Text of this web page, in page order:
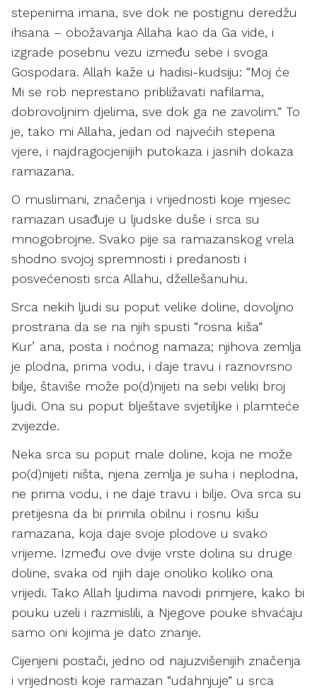
stepenima imana, sve dok ne postignu deredžu
ihsana – obožavanja Allaha kao da Ga vide, i
izgrade posebnu vezu između sebe i svoga
Gospodara. Allah kaže u hadisi-kudsiju: “Moj će
Mi se rob neprestano približavati nafilama,
dobrovoljnim djelima, sve dok ga ne zavolim.” To
je, tako mi Allaha, jedan od najvećih stepena
vjere, i najdragocjenijih putokaza i jasnih dokaza
ramazana.
O muslimani, značenja i vrijednosti koje mjesec
ramazan usađuje u ljudske duše i srca su
mnogobrojne. Svako pije sa ramazanskog vrela
shodno svojoj spremnosti i predanosti i
posvećenosti srca Allahu, džellešanuhu.
Srca nekih ljudi su poput velike doline, dovoljno
prostrana da se na njih spusti “rosna kiša”
Kurʼana, posta i noćnog namaza; njihova zemlja
je plodna, prima vodu, i daje travu i raznovrsno
bilje, štaviše može po(d)nijeti na sebi veliki broj
ljudi. Ona su poput blještave svjetiljke i plamteće
zvijezde.
Neka srca su poput male doline, koja ne može
po(d)nijeti ništa, njena zemlja je suha i neplodna,
ne prima vodu, i ne daje travu i bilje. Ova srca su
pretijesna da bi primila obilnu i rosnu kišu
ramazana, koja daje svoje plodove u svako
vrijeme. Između ove dvije vrste dolina su druge
doline, svaka od njih daje onoliko koliko ona
vrijedi. Tako Allah ljudima navodi primjere, kako bi
pouku uzeli i razmislili, a Njegove pouke shvaćaju
samo oni kojima je dato znanje.
Cijenjeni postači, jedno od najuzvišenijih značenja
i vrijednosti koje ramazan “udahnjuje” u srca